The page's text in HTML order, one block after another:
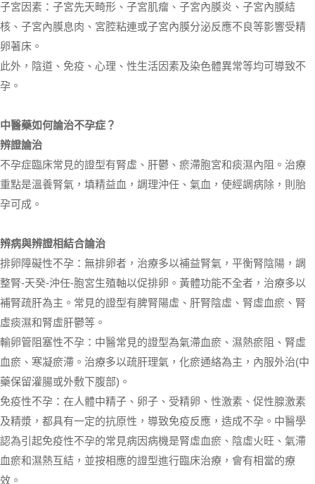
子宮因素：子宮先天畸形、子宮肌瘤、子宮內膜炎、子宮內膜結
核、子宮內膜息肉、宮腔粘連或子宮內膜分泌反應不良等影響受精
卵著床。
此外，陰道、免疫、心理、性生活因素及染色體異常等均可導致不
孕。
中醫藥如何論治不孕症？
辨證論治
不孕症臨床常見的證型有腎虛、肝鬱、瘀滯胞宮和痰濕內阻。治療
重點是溫養腎氣，填精益血，調理沖任、氣血，使經調病除，則胎
孕可成。
辨病與辨證相結合論治
排卵障礙性不孕：無排卵者，治療多以補益腎氣，平衡腎陰陽，調
整腎-天癸-沖任-胞宮生殖軸以促排卵。黃體功能不全者，治療多以
補腎疏肝為主。常見的證型有脾腎陽虛、肝腎陰虛、腎虛血瘀、腎
虛痰濕和腎虛肝鬱等。
輸卵管阻塞性不孕：中醫常見的證型為氣滯血瘀、濕熱瘀阻、腎虛
血瘀、寒凝瘀滯。治療多以疏肝理氣，化瘀通絡為主，內服外治(中
藥保留灌腸或外敷下腹部)。
免疫性不孕：在人體中精子、卵子、受精卵、性激素、促性腺激素
及精漿，都具有一定的抗原性，導致免疫反應，造成不孕。中醫學
認為引起免疫性不孕的常見病因病機是腎虛血瘀、陰虛火旺、氣滯
血瘀和濕熱互結，並按相應的證型進行臨床治療，會有相當的療
效。